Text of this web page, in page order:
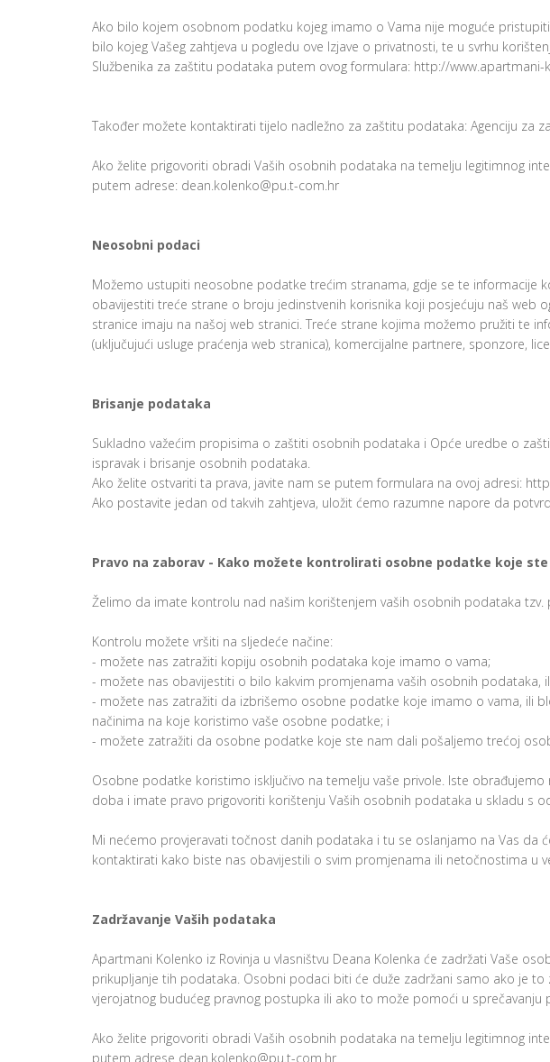
Ako bilo kojem osobnom podatku kojeg imamo o Vama nije moguće
bilo kojeg Vašeg zahtjeva u pogledu ove Izjave o privatnosti, te u svrhu
Službenika za zaštitu podataka putem ovog formulara: http://www.apartmani-
Također možete kontaktirati tijelo nadležno za zaštitu podataka: Agenciju za
Ako želite prigovoriti obradi Vaših osobnih podataka na temelju legitimnog
putem adrese: dean.kolenko@pu.t-com.hr
Neosobni podaci
Možemo ustupiti neosobne podatke trećim stranama, gdje se te informacije
obavijestiti treće strane o broju jedinstvenih korisnika koji posjećuju naš web
stranice imaju na našoj web stranici. Treće strane kojima možemo pružiti te
(uključujući usluge praćenja web stranica), komercijalne partnere, sponzore,
Brisanje podataka
Sukladno važećim propisima o zaštiti osobnih podataka i Opće uredbe o
ispravak i brisanje osobnih podataka.
Ako želite ostvariti ta prava, javite nam se putem formulara na ovoj adresi:
Ako postavite jedan od takvih zahtjeva, uložit ćemo razumne napore da
Pravo na zaborav - Kako možete kontrolirati osobne podatke koje
Želimo da imate kontrolu nad našim korištenjem vaših osobnih podataka tzv.
Kontrolu možete vršiti na sljedeće načine:
- možete nas zatražiti kopiju osobnih podataka koje imamo o vama;
- možete nas obavijestiti o bilo kakvim promjenama vaših osobnih
- možete nas zatražiti da izbrišemo osobne podatke koje imamo o vama, ili
načinima na koje koristimo vaše osobne podatke; i
- možete zatražiti da osobne podatke koje ste nam dali pošaljemo trećoj
Osobne podatke koristimo isključivo na temelju vaše privole. Iste
doba i imate pravo prigovoriti korištenju Vaših osobnih podataka u skladu s
Mi nećemo provjeravati točnost danih podataka i tu se oslanjamo na Vas da
kontaktirati kako biste nas obavijestili o svim promjenama ili netočnostima u
Zadržavanje Vaših podataka
Apartmani Kolenko iz Rovinja u vlasništvu Deana Kolenka će zadržati Vaše
prikupljanje tih podataka. Osobni podaci biti će duže zadržani samo ako je
vjerojatnog budućeg pravnog postupka ili ako to može pomoći u sprečavanju
Ako želite prigovoriti obradi Vaših osobnih podataka na temelju legitimnog
putem adrese dean.kolenko@pu.t-com.hr